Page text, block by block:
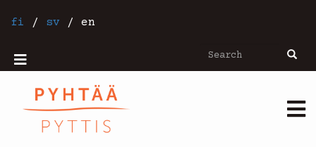
fi / sv / en
Search
Mobiilivalikko